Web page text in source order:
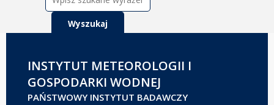
INSTYTUT METEOROLOGII I
GOSPODARKI WODNEJ
PAŃSTWOWY INSTYTUT BADAWCZY